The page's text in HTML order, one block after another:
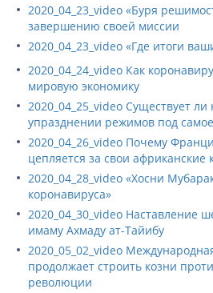
2020_04_23_video «Буря
завершению своей миссии
2020_04_23_video «Где итоги
2020_04_24_video Как
мировую экономику
2020_04_25_video Существует
упразднении режимов под
2020_04_26_video Почему
цепляется за свои африканские
2020_04_28_video «Хосни
коронавируса»
2020_04_30_video Наставление
имаму Ахмаду ат-Тайибу
2020_05_02_video
продолжает строить козни
революции